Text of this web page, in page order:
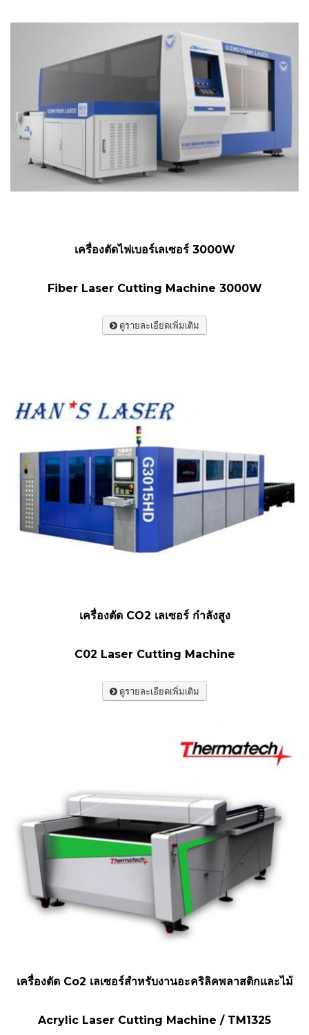
เครื่องตัดไฟเบอร์เลเซอร์ 3000W
Fiber Laser Cutting Machine 3000W
ดูรายละเอียดเพิ่มเติม
เครื่องตัด CO2 เลเซอร์ กำลังสูง
C02 Laser Cutting Machine
ดูรายละเอียดเพิ่มเติม
เครื่องตัด Co2 เลเซอร์สำหรับงานอะคริลิคพลาสติกและไม้
Acrylic Laser Cutting Machine / TM1325